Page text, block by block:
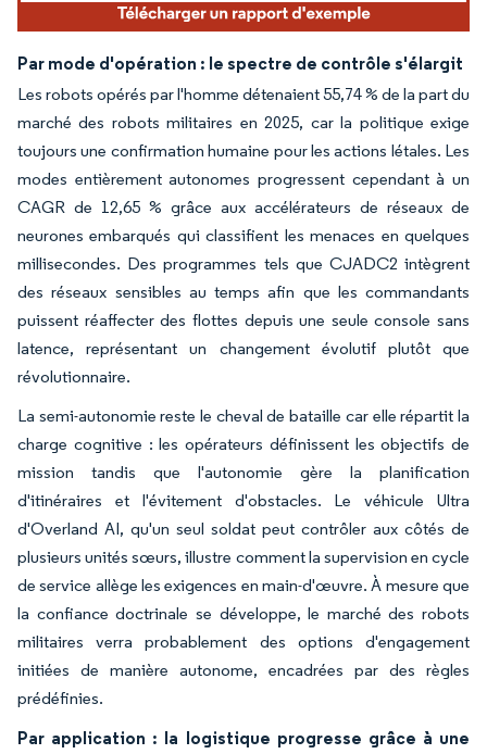
Par mode d'opération : le spectre de contrôle s'élargit
Les robots opérés par l'homme détenaient 55,74 % de la part du
marché des robots militaires en 2025, car la politique exige
toujours une confirmation humaine pour les actions létales. Les
modes entièrement autonomes progressent cependant à un
CAGR de 12,65 % grâce aux accélérateurs de réseaux de
neurones embarqués qui classifient les menaces en quelques
millisecondes. Des programmes tels que CJADC2 intègrent
des réseaux sensibles au temps afin que les commandants
puissent réaffecter des flottes depuis une seule console sans
latence, représentant un changement évolutif plutôt que
révolutionnaire.
La semi-autonomie reste le cheval de bataille car elle répartit la
charge cognitive : les opérateurs définissent les objectifs de
mission tandis que l'autonomie gère la planification
d'itinéraires et l'évitement d'obstacles. Le véhicule Ultra
d'Overland AI, qu'un seul soldat peut contrôler aux côtés de
plusieurs unités sœurs, illustre comment la supervision en cycle
de service allège les exigences en main-d'œuvre. À mesure que
la confiance doctrinale se développe, le marché des robots
militaires verra probablement des options d'engagement
initiées de manière autonome, encadrées par des règles
prédéfinies.
Par application : la logistique progresse grâce à une